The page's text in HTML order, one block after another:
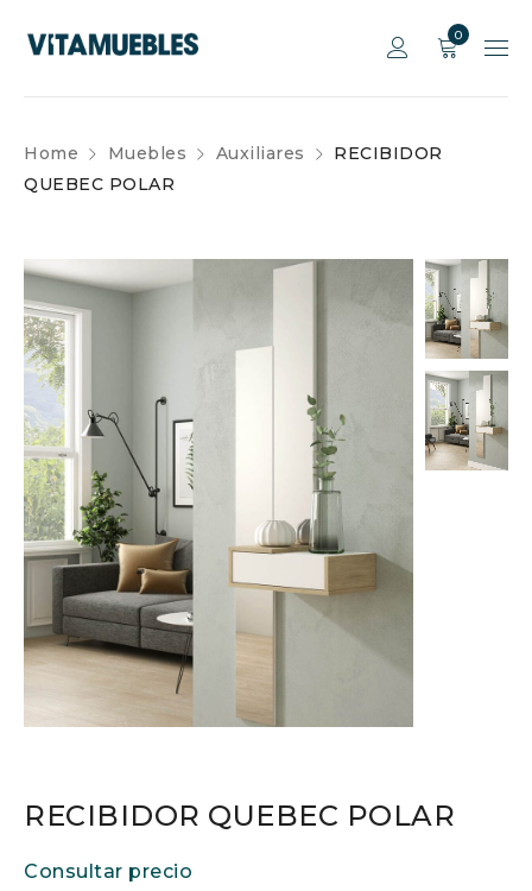
0
Home Muebles Auxiliares
RECIBIDOR
QUEBEC POLAR
RECIBIDOR QUEBEC POLAR
Consultar precio